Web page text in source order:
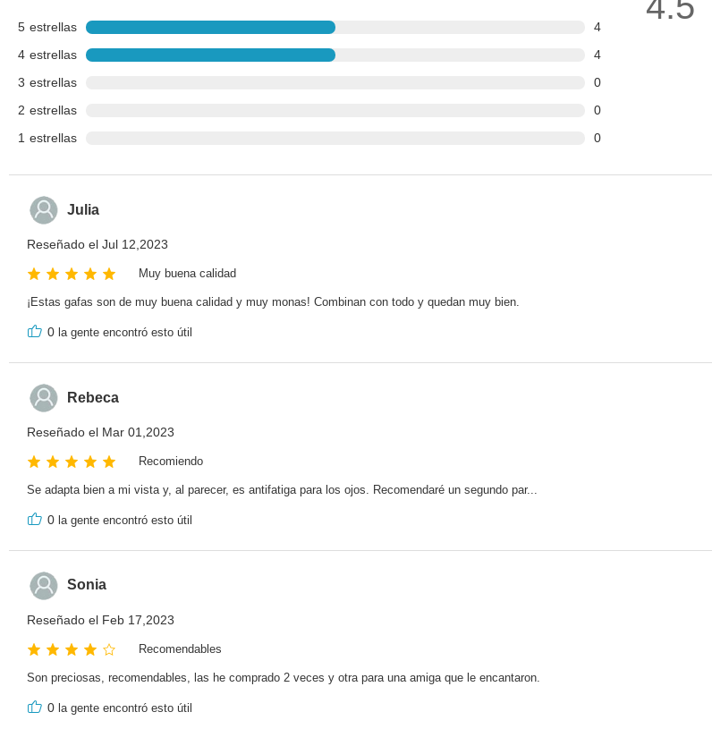
5 estrellas
4
4 estrellas
4
3 estrellas
0
2 estrellas
0
1 estrellas 0
Julia
Reseñado el Jul 12,2023
Muy buena calidad
¡Estas gafas son de muy buena calidad y muy monas! Combinan con todo y quedan muy bien.
0 la gente encontró esto útil
Rebeca
Reseñado el Mar 01,2023
Recomiendo
Se adapta bien a mi vista y, al parecer, es antifatiga para los ojos. Recomendaré un segundo par...
0 la gente encontró esto útil
Sonia
Reseñado el Feb 17,2023
Recomendables
Son preciosas, recomendables, las he comprado 2 veces y otra para una amiga que le encantaron.
0 la gente encontró esto útil